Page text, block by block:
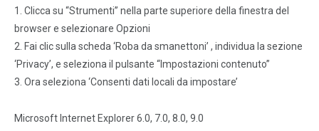
1. Clicca su “Strumenti” nella parte superiore della finestra del
browser e selezionare Opzioni
2. Fai clic sulla scheda ‘Roba da smanettoni’ , individua la sezione
‘Privacy’, e seleziona il pulsante “Impostazioni contenuto”
3. Ora seleziona ‘Consenti dati locali da impostare’
Microsoft Internet Explorer 6.0, 7.0, 8.0, 9.0